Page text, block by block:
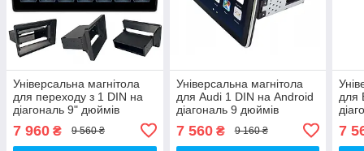
Універсальна магнітола
для переходу з 1 DIN на
діагональ 9" дюймів
7 960 ₴ 9 560 ₴
Універсальна магнітола
для Audi 1 DIN на Android
діагональ 9 дюймів
7 560₴ 9 160 ₴
для
7